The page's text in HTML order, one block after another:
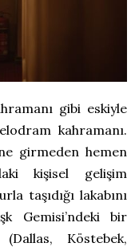
gibi eskiyle
kahramanı.
girmeden hemen
kişisel gelişim
taşıdığı lakabını
Gemisi’ndeki bir
Köstebek,